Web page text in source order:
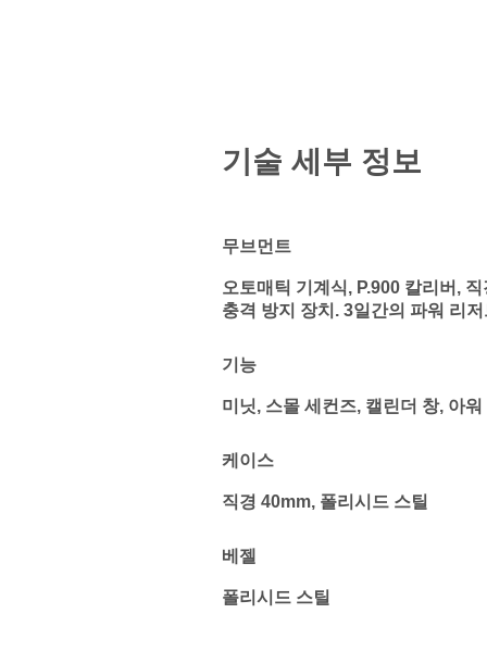
기술 세부 정보
무브먼트
오토매틱 기계식, P.900 칼리버,
충격 방지 장치. 3일간의 파워 리
기능
미닛, 스몰 세컨즈, 캘린더 창, 아워
케이스
직경 40mm, 폴리시드 스틸
베젤
폴리시드 스틸